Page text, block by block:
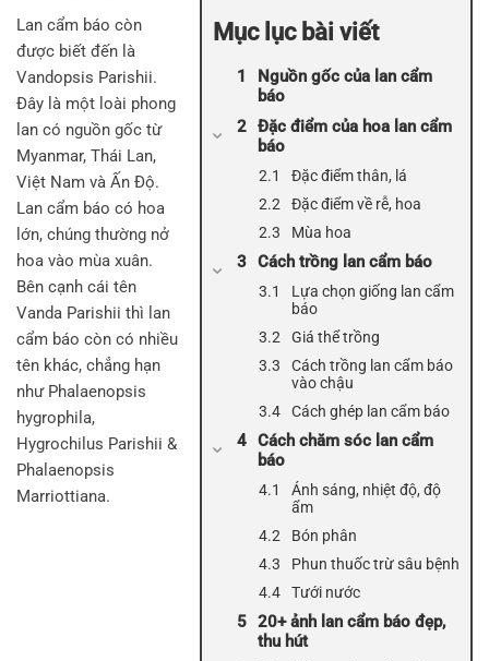
Mục lục bài viết
Nguồn gốc của lan cẩm
báo
Đặc điểm của hoa lan cẩm
báo
Đặc điểm thân, lá
Đặc điểm về rễ, hoa
Mùa hoa
Cách trồng lan cẩm báo
Lựa chọn giống lan cẩm
báo
Giá thể trồng
Cách trồng lan cẩm báo
vào chậu
Cách ghép lan cẩm báo
Cách chăm sóc lan cẩm
báo
Ánh sáng, nhiệt độ, độ
ẩm
Bón phân
Phun thuốc trừ sâu bệnh
Tưới nước
20+ ảnh lan cẩm báo đẹp,
thu hút
Lan cẩm báo còn
được biết đến là
Vandopsis Parishii.
Đây là một loài phong
lan có nguồn gốc từ
Myanmar, Thái Lan,
Việt Nam và Ấn Độ.
Lan cẩm báo có hoa
lớn, chúng thường nở
hoa vào mùa xuân.
Bên cạnh cái tên
Vanda Parishii thì lan
cẩm báo còn có nhiều
tên khác, chẳng hạn
như Phalaenopsis
hygrophila,
Hygrochilus Parishii &
Phalaenopsis
Marriottiana.